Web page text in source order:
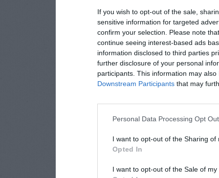
If you wish to opt-out of the sale,
sensitive information for targeted
confirm your selection. Please note
continue seeing interest-based ads
information disclosed to third parties
further disclosure of your personal
participants. This information may
Downstream Participants that may
Personal Data Processing Opt
I want to opt-out of the Sharing of
Opted In
I want to opt-out of the Sale of